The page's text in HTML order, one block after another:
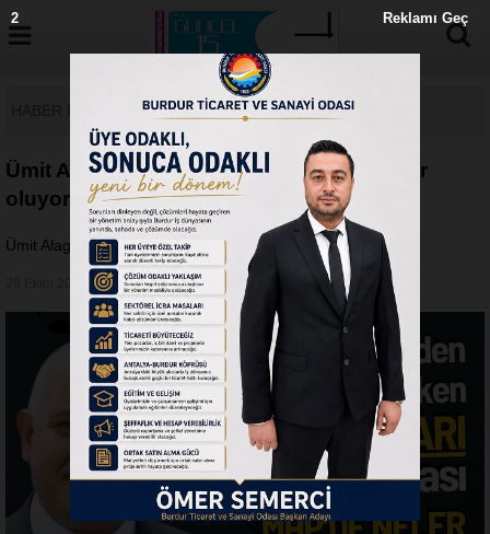
Reklamı Geç
1
Ümit Alagöz’den ilginç çıkış! MHP’de neler
oluyor?
Ümit Alagöz’den ilginç çıkış! MHP’de neler oluyor?
28 Ekim 2024 - Pazartesi 11:47